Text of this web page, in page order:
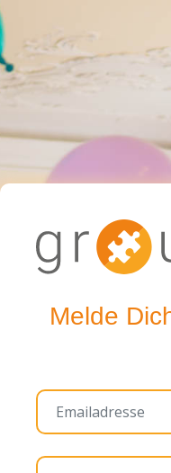
Melde